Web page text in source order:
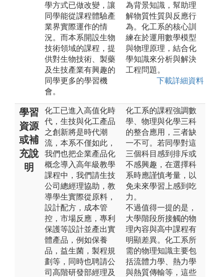
學方式已做改變，讓
同學能從課程體驗產
業界實際運作的情
況。而本系開設生物
技術領域的課程，提
供對生物技術、製藥
及生技產業有興趣的
同學更多的學習機
會。
為背景知識，幫助理
解物質性質與反應行
為。化工系的核心訓
練在於運用數學模型
與物理原理，結合化
學知識來分析與解決
工程問題。
下載詳細資料
學習
資源
或補
充說
明
化工已進入高值化時
代，生技與化工產品
之創新將是時代潮
流，本系不僅如此，
我們也把企業產品化
概念導入高年級教學
課程中，我們請生技
公司總經理協助，教
導學生實際從原料，
設計配方，成本管
控，市場反應，專利
保護等設計並產出實
體產品，例如保養
品，益生菌，製程規
劃等，同時也聘請公
司高階研發部經理及
化工系的課程強調數
學、物理與化學三科
的整合應用，三者缺
一不可。若同學對這
三個科目感到排斥或
不感興趣，在選擇科
系時應謹慎考量，以
免未來學習上感到吃
力。
不過值得一提的是，
大學階段所接觸的物
理內容與高中課程有
明顯差異。化工系所
需的物理知識主要包
括流體力學、熱力學
與熱質傳輸等，這些